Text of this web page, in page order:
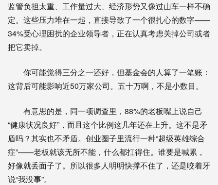
监管负担太重、工作量过大、经济形势又像过山车一样不确
定。这些压力堆在一起，直接导致了一个很扎心的数字——
34%受心理困扰的企业领导者，正在认真考虑关掉公司或者
把它卖掉。
你可能觉得三分之一还好，但基金会的人算了一笔账：
这背后可能影响近50万家公司。五十万啊，不是小数目。
有意思的是，同一项调查里，88%的老板嘴上说自己
“健康状况良好”，而且这个比例这几年还在上升。这不是矛
盾吗？其实也不矛盾。创业圈子里流行一种“超级英雄综合
症”——老板就该无所不能，什么都扛得住。谁要是喊累，
好像就丢面子了。所以很多人明明快撑不住了，还是咬着牙
说“我没事”。